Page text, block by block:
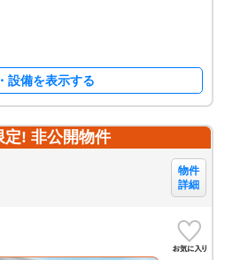
設備を表示する
定! 非公開物件
物件
詳細